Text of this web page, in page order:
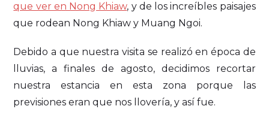
que ver en Nong Khiaw, y de los increíbles paisajes
que rodean Nong Khiaw y Muang Ngoi.
Debido a que nuestra visita se realizó en época de
lluvias, a finales de agosto, decidimos recortar
nuestra estancia en esta zona porque las
previsiones eran que nos llovería, y así fue.